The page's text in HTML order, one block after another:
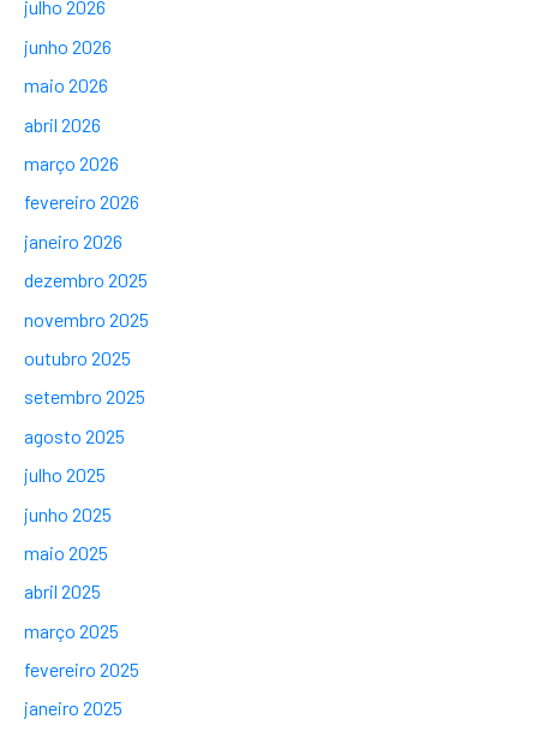
julho 2026
junho 2026
maio 2026
abril 2026
março 2026
fevereiro 2026
janeiro 2026
dezembro 2025
novembro 2025
outubro 2025
setembro 2025
agosto 2025
julho 2025
junho 2025
maio 2025
abril 2025
março 2025
fevereiro 2025
janeiro 2025